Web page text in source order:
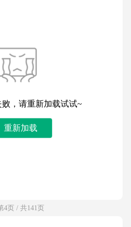
，请重新加载试试~
重新加载
4页 / 共141页